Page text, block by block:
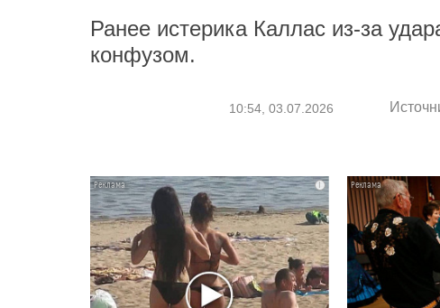
Ранее истерика Каллас из-за
конфузом.
10:54, 03.07.2026
i